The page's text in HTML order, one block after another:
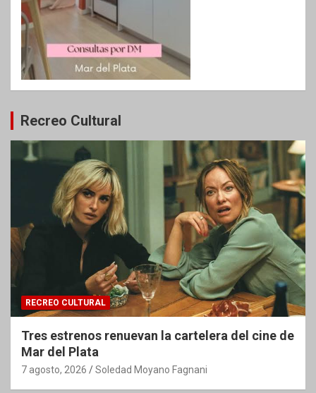
Recreo Cultural
RECREO CULTURAL
Tres estrenos renuevan la cartelera del cine de
Mar del Plata
7 agosto, 2026 Soledad Moyano Fagnani